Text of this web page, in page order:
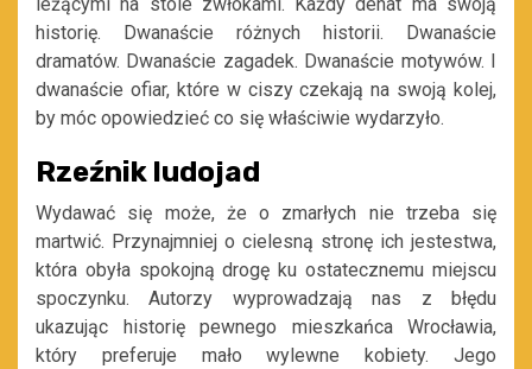
leżącymi na stole zwłokami. Każdy denat ma swoją
historię. Dwanaście różnych historii. Dwanaście
dramatów. Dwanaście zagadek. Dwanaście motywów. I
dwanaście ofiar, które w ciszy czekają na swoją kolej,
by móc opowiedzieć co się właściwie wydarzyło.
Rzeźnik ludojad
Wydawać się może, że o zmarłych nie trzeba się
martwić. Przynajmniej o cielesną stronę ich jestestwa,
która obyła spokojną drogę ku ostatecznemu miejscu
spoczynku. Autorzy wyprowadzają nas z błędu
ukazując historię pewnego mieszkańca Wrocławia,
który preferuje mało wylewne kobiety. Jego